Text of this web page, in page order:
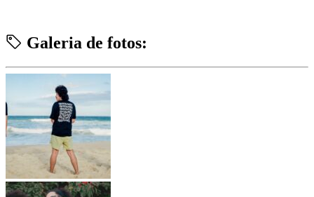
Galeria de fotos: